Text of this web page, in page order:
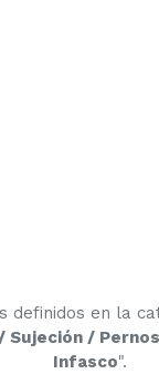
definidos en la
/
Infasco".